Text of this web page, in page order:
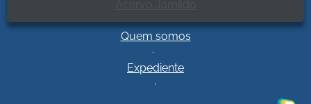
Quem somos
.
Expediente
.